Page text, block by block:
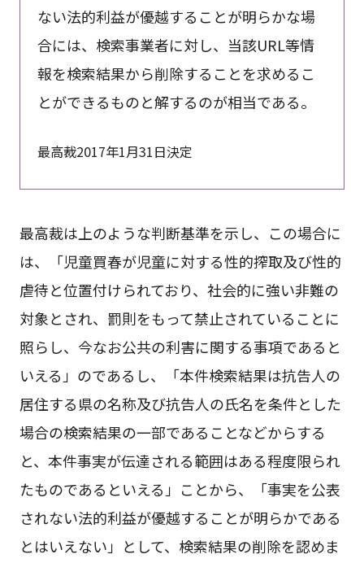
ない法的利益が優越することが明らかな場
合には、検索事業者に対し、当該URL等情
報を検索結果から削除することを求めるこ
とができるものと解するのが相当である。
最高裁2017年1月31日決定
最高裁は上のような判断基準を示し、この場合に
は、「児童買春が児童に対する性的搾取及び性的
虐待と位置付けられており、社会的に強い非難の
対象とされ、罰則をもって禁止されていることに
照らし、今なお公共の利害に関する事項であると
いえる」のであるし、「本件検索結果は抗告人の
居住する県の名称及び抗告人の氏名を条件とした
場合の検索結果の一部であることなどからする
と、本件事実が伝達される範囲はある程度限られ
たものであるといえる」ことから、「事実を公表
されない法的利益が優越することが明らかである
とはいえない」として、検索結果の削除を認めま